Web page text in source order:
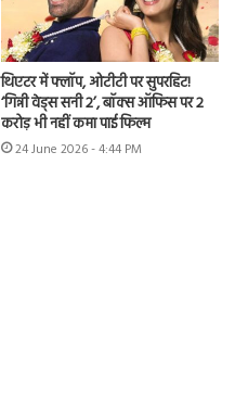
थिएटर में फ्लॉप, ओटीटी पर सुपरहिट!
‘गिन्नी वेड्स सनी 2’, बॉक्स ऑफिस पर 2
करोड़ भी नहीं कमा पाई फिल्म
24 June 2026 - 4:44 PM